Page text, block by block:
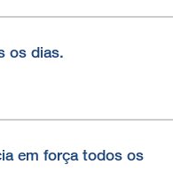
os dias.
em força todos os